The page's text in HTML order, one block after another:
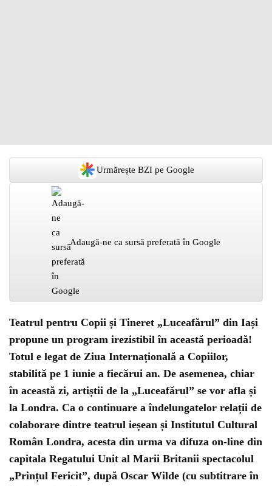
Urmărește BZI pe Google
Adaugă-ne ca sursă preferată în Google
Teatrul pentru Copii și Tineret „Luceafărul” din Iași
propune un program irezistibil în această perioadă!
Totul e legat de Ziua Internațională a Copiilor,
stabilită pe 1 iunie a fiecărui an. De asemenea, chiar
în această zi, artiștii de la „Luceafărul” se vor afla și
la Londra. Ca o continuare a îndelungatelor relații de
colaborare dintre teatrul ieșean și Institutul Cultural
Român Londra, acesta din urma va difuza on-line din
capitala Regatului Unit al Marii Britanii spectacolul
„Prințul Fericit”, după Oscar Wilde (cu subtitrare în